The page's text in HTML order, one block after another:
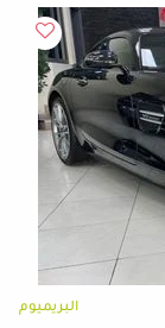
البريميوم